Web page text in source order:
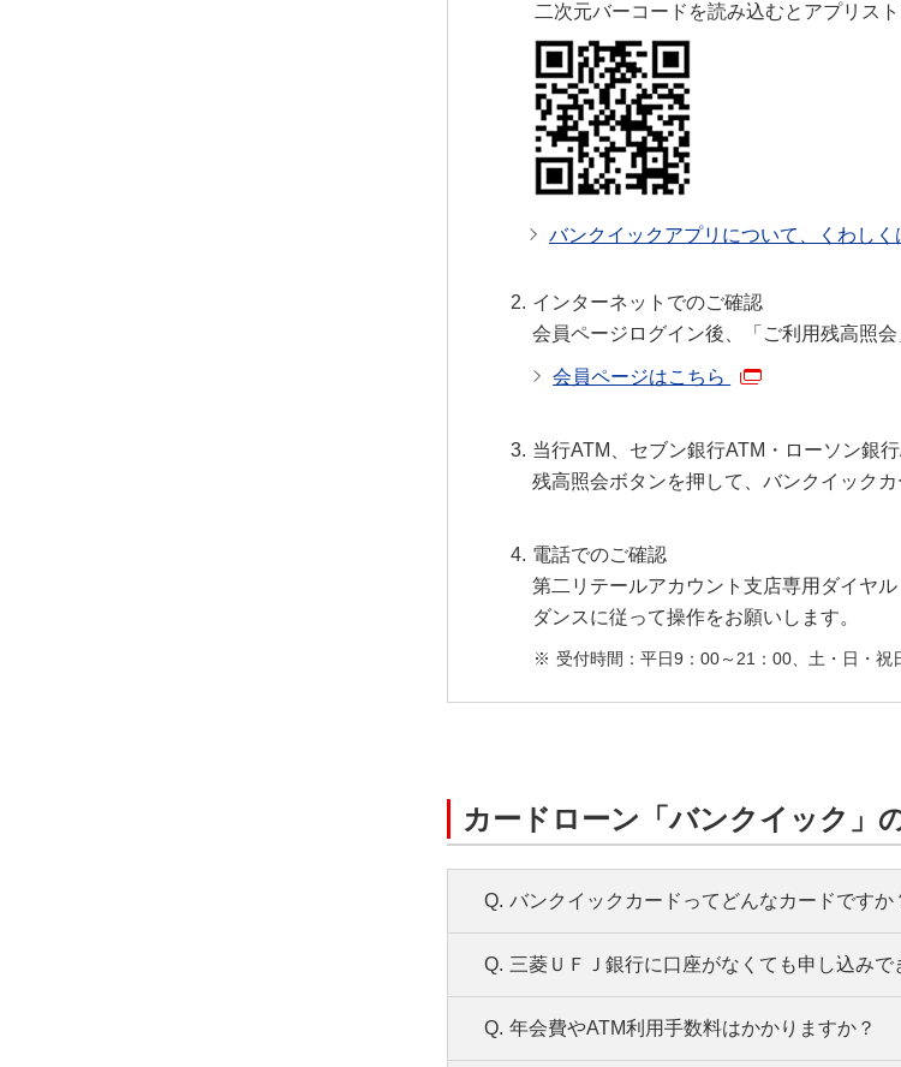
二次元バーコードを読み込むとアプリスト
バンクイックアプリについて、くわしく
インターネットでのご確認
会員ページログイン後、「ご利用残高照
会員ページはこちら
当行ATM、セブン銀行ATM・ローソン銀
残高照会ボタンを押して、バンクイックカ
電話でのご確認
第二リテールアカウント支店専用ダイヤ
ダンスに従って操作をお願いします。
受付時間：平日9：00～21：00、土・日・祝
カードローン「バンクイック」
Q. バンクイックカードってどんなカードですか
A.
バンクイックカードは、最高800万円
バンクイックカードを使って当行ATM
Q. 三菱ＵＦＪ銀行に口座がなくても申し込みで
A. お申し込みいただけます。また、預金
Q. 年会費やATM利用手数料はかかりますか？